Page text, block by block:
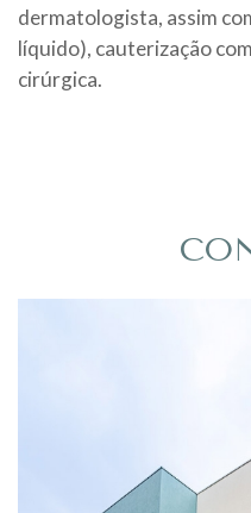
dermatologista, assim
líquido), cauterização
cirúrgica.